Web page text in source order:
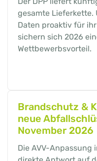
gesamte Lieferkette.
Daten proaktiv für
sichern sich 2026
Wettbewerbsvorteil.
Brandschutz &
neue
November 2026
Die AVV-Anpassung